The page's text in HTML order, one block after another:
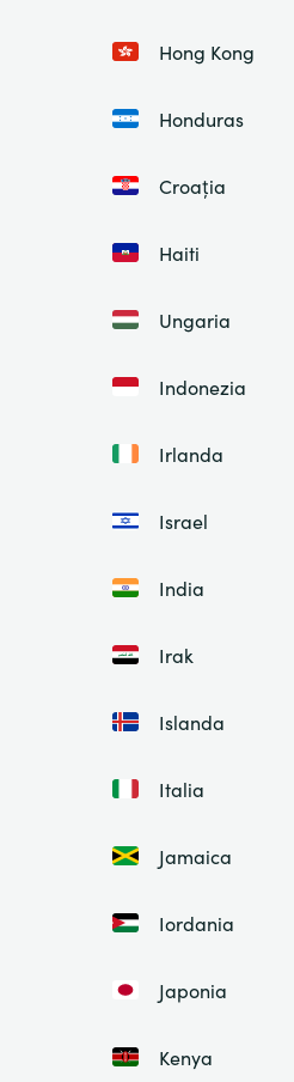
Hong Kong
Honduras
Croația
Haiti
Ungaria
Indonezia
Irlanda
Israel
India
Irak
Islanda
Italia
Jamaica
Iordania
Japonia
Kenya